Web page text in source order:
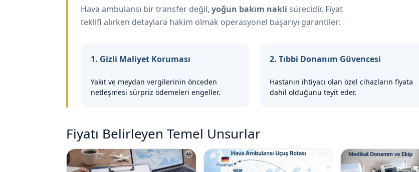
Hava ambulansı bir transfer değil, yoğun bakım nakli sürecidir. Fiyat
teklifi alırken detaylara hakim olmak operasyonel başarıyı garantiler:
1. Gizli Maliyet Koruması
Yakıt ve meydan vergilerinin önceden
netleşmesi sürpriz ödemeleri engeller.
2. Tıbbi Donanım Güvencesi
Hastanın ihtiyacı olan özel cihazların fiyata
dahil olduğunu teyit eder.
Fiyatı Belirleyen Temel Unsurlar